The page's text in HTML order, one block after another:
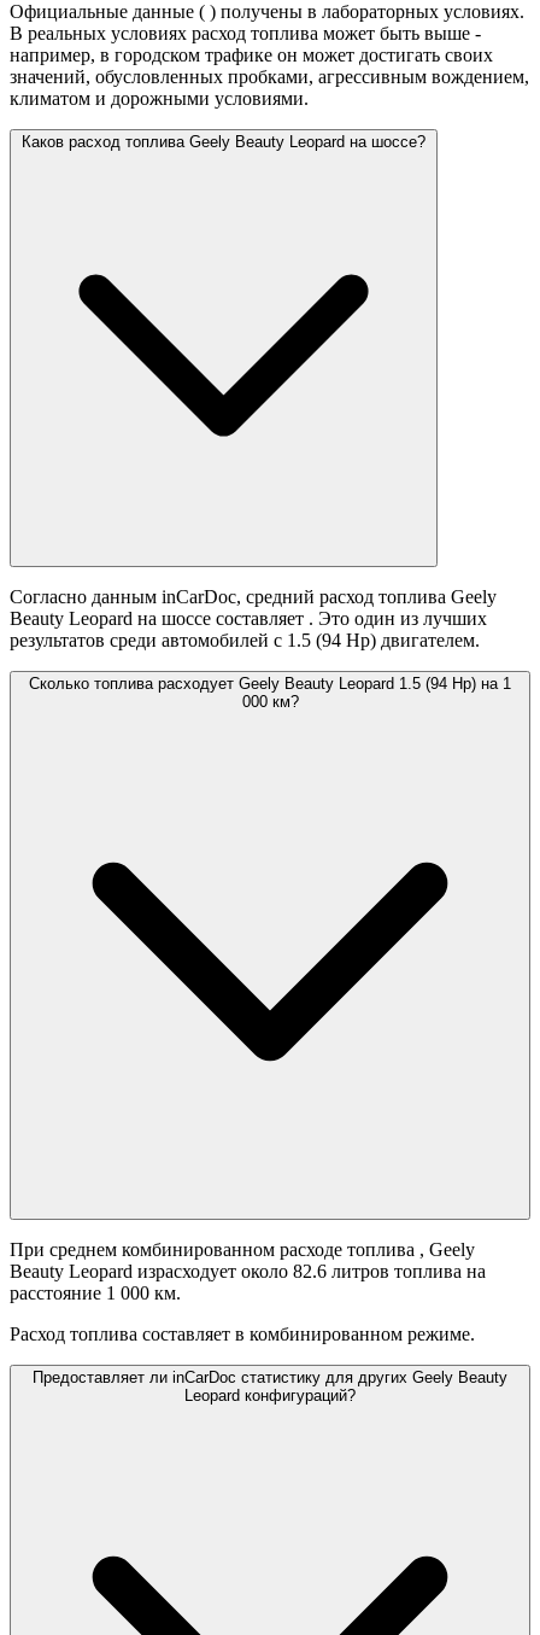
Официальные данные ( ) получены в лабораторных условиях.
В реальных условиях расход топлива может быть выше -
например, в городском трафике он может достигать своих
значений, обусловленных пробками, агрессивным вождением,
климатом и дорожными условиями.
Каков расход топлива Geely Beauty Leopard на шоссе?
Согласно данным inCarDoc, средний расход топлива Geely
Beauty Leopard на шоссе составляет . Это один из лучших
результатов среди автомобилей с 1.5 (94 Hp) двигателем.
Сколько топлива расходует Geely Beauty Leopard 1.5 (94 Hp) на 1
000 км?
При среднем комбинированном расходе топлива , Geely
Beauty Leopard израсходует около 82.6 литров топлива на
расстояние 1 000 км.
Расход топлива составляет в комбинированном режиме.
Предоставляет ли inCarDoc статистику для других Geely Beauty
Leopard конфигураций?